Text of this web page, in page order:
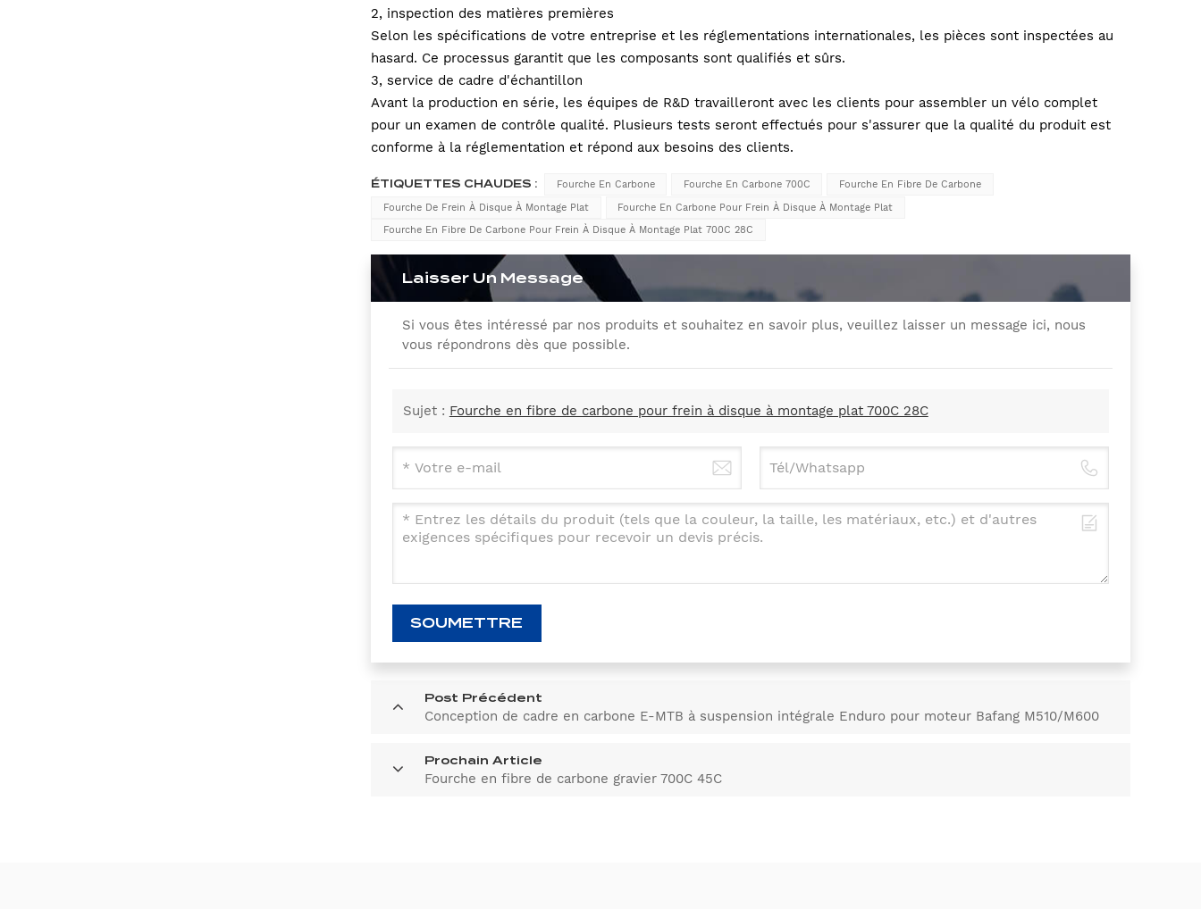
2, inspection des matières premières
Selon les spécifications de votre entreprise et les réglementations internationales, les pièces sont inspectées au
hasard. Ce processus garantit que les composants sont qualifiés et sûrs.
3, service de cadre d'échantillon
Avant la production en série, les équipes de R&D travailleront avec les clients pour assembler un vélo complet
pour un examen de contrôle qualité. Plusieurs tests seront effectués pour s'assurer que la qualité du produit est
conforme à la réglementation et répond aux besoins des clients.
ÉTIQUETTES CHAUDES : Fourche En Carbone Fourche En Carbone 700C
Fourche En Fibre De Carbone
Fourche De Frein À Disque À Montage Plat
Fourche En Carbone Pour Frein À Disque À Montage Plat
Fourche En Fibre De Carbone Pour Frein À Disque À Montage Plat 700C 28C
Laisser Un Message
Si vous êtes intéressé par nos produits et souhaitez en savoir plus, veuillez laisser un message ici, nous
vous répondrons dès que possible.
Sujet : Fourche en fibre de carbone pour frein à disque à montage plat 700C 28C
SOUMETTRE
Post Précédent
Conception de cadre en carbone E-MTB à suspension intégrale Enduro pour moteur Bafang M510/M600
Prochain Article
Fourche en fibre de carbone gravier 700C 45C